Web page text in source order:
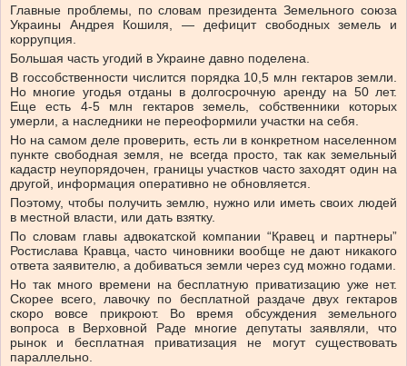
Главные проблемы, по словам президента Земельного союза
Украины Андрея Кошиля, — дефицит свободных земель и
коррупция.
Большая часть угодий в Украине давно поделена.
В госсобственности числится порядка 10,5 млн гектаров земли.
Но многие угодья отданы в долгосрочную аренду на 50 лет.
Еще есть 4-5 млн гектаров земель, собственники которых
умерли, а наследники не переоформили участки на себя.
Но на самом деле проверить, есть ли в конкретном населенном
пункте свободная земля, не всегда просто, так как земельный
кадастр неупорядочен, границы участков часто заходят один на
другой, информация оперативно не обновляется.
Поэтому, чтобы получить землю, нужно или иметь своих людей
в местной власти, или дать взятку.
По словам главы адвокатской компании “Кравец и партнеры”
Ростислава Кравца, часто чиновники вообще не дают никакого
ответа заявителю, а добиваться земли через суд можно годами.
Но так много времени на бесплатную приватизацию уже нет.
Скорее всего, лавочку по бесплатной раздаче двух гектаров
скоро вовсе прикроют. Во время обсуждения земельного
вопроса в Верховной Раде многие депутаты заявляли, что
рынок и бесплатная приватизация не могут существовать
параллельно.